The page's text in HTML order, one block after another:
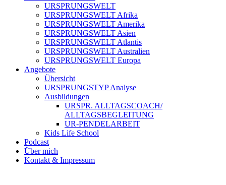
URSPRUNGSWELT
URSPRUNGSWELT Afrika
URSPRUNGSWELT Amerika
URSPRUNGSWELT Asien
URSPRUNGSWELT Atlantis
URSPRUNGSWELT Australien
URSPRUNGSWELT Europa
Angebote
Übersicht
URSPRUNGSTYP Analyse
Ausbildungen
URSPR. ALLTAGSCOACH/
ALLTAGSBEGLEITUNG
UR-PENDELARBEIT
Kids Life School
Podcast
Über mich
Kontakt & Impressum